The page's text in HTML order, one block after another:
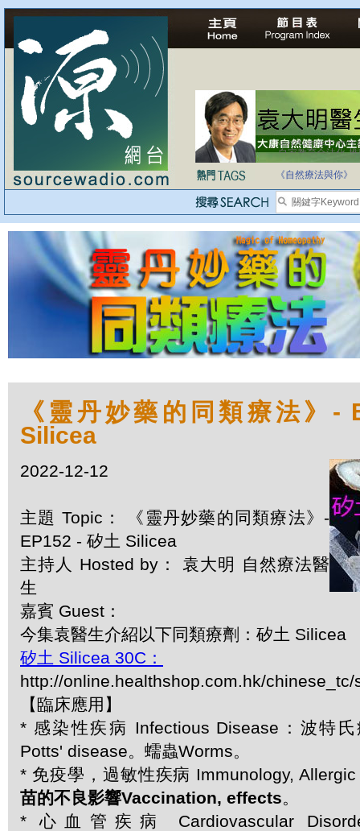
自家教育合法化-
《自然療法與你》
《靈丹妙藥的同類療法》-
Silicea
2022-12-12
主題 Topic： 《靈丹妙藥的同類療法》-
EP152 - 矽土 Silicea
主持人 Hosted by： 袁大明 自然療法醫
生
嘉賓 Guest：
今集袁醫生介紹以下同類療劑：矽土 Silicea
矽土 Silicea 30C：
http://online.healthshop.com.hk/
【臨床應用】
* 感染性疾病 Infectious Disease：波特
Potts' disease。蠕蟲Worms。
* 免疫學，過敏性疾病 Immunology,
苗的不良影響Vaccination, effects。
* 心血管疾病 Cardiovascular